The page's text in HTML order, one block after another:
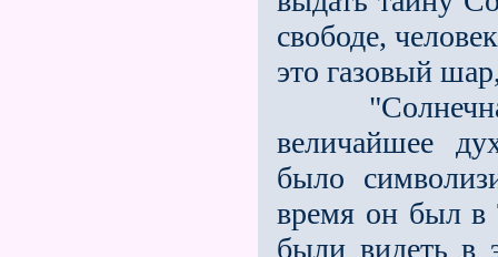
свободе,
это газовый
"Солнечная
величайшее
было
время он был
были видеть в